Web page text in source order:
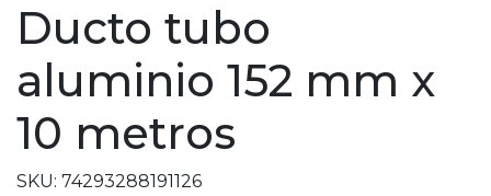
Ducto tubo
aluminio 152 mm x
10 metros
SKU: 74293288191126